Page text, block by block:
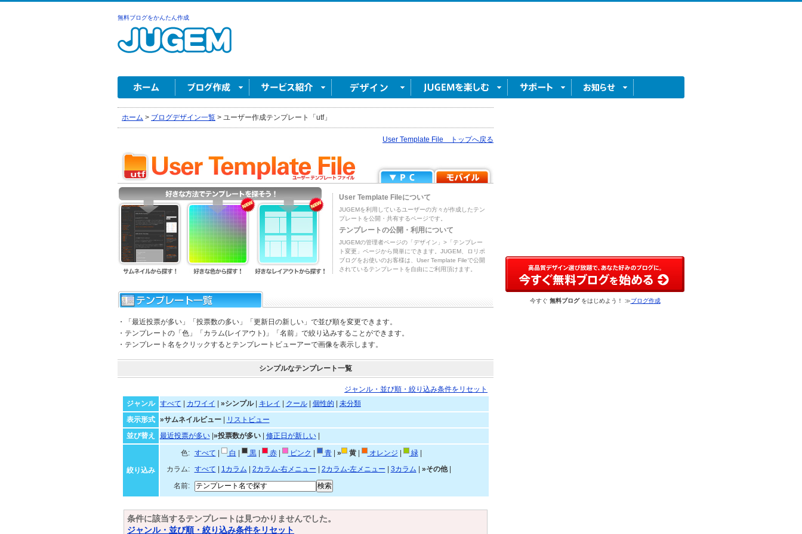
無料ブログをかんたん作成
ホーム > ブログデザイン一覧 > ユーザー作成テンプレート「utf」
User Template File トップへ戻る
User Template Fileについて
JUGEMを利用しているユーザーの方々が作成したテン
プレートを公開・共有するページです。
テンプレートの公開・利用について
JUGEMの管理者ページの「デザイン」>「テンプレー
ト変更」ページから簡単にできます。JUGEM、ロリポ
ブログをお使いのお客様は、User Template Fileで公開
されているテンプレートを自由にご利用頂けます。
・「最近投票が多い」「投票数の多い」「更新日の新しい」で並び順を変更できます。
・テンプレートの「色」「カラム(レイアウト)」「名前」で絞り込みすることができます。
・テンプレート名をクリックするとテンプレートビューアーで画像を表示します。
シンプルなテンプレート一覧
ジャンル・並び順・絞り込み条件をリセット
ジャンル
すべて カワイイ »シンプル| キレイ クール| 個性的
未分類
表示形式
»サムネイルビュー|
リストビュー
並び替え
最近投票が多い| »投票数が多い| 修正日が新しい|
絞り込み
色: すべて 白 黒| 赤| ピンク 青| » 黄| オレンジ 緑|
カラム:
すべて 1カラム 2カラム-右メニュー 2カラム-左メニュー 3カラム »その他|
名前:
条件に該当するテンプレートは見つかりませんでした。
ジャンル・並び順・絞り込み条件をリセット
今すぐ 無料ブログをはじめよう！ ≫ブログ作成